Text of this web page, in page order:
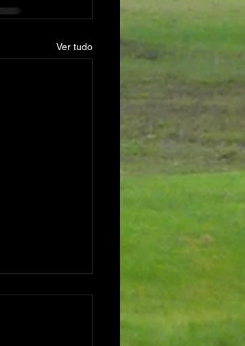
Ver tudo